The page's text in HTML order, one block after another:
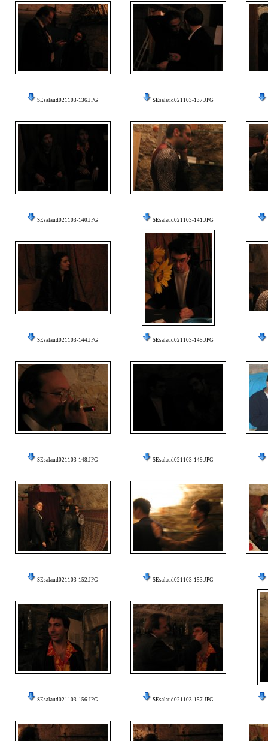
SEsalaud021103-136.JPG SEsalaud021103-137.JPG
SEsalaud021103-140.JPG SEsalaud021103-141.JPG
SEsalaud021103-144.JPG SEsalaud021103-145.JPG
SEsalaud021103-148.JPG SEsalaud021103-149.JPG
SEsalaud021103-152.JPG SEsalaud021103-153.JPG
SEsalaud021103-156.JPG SEsalaud021103-157.JPG